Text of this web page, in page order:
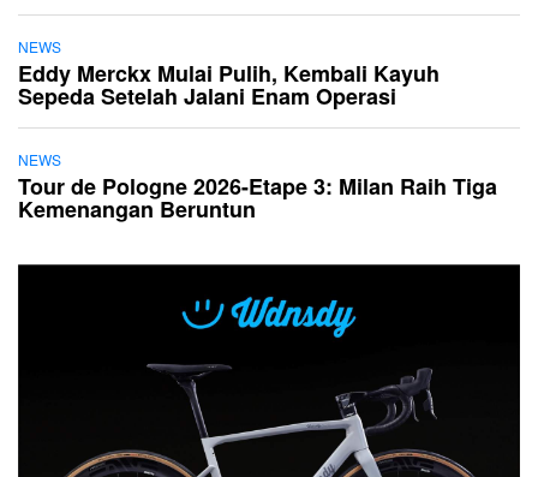
NEWS
Eddy Merckx Mulai Pulih, Kembali Kayuh
Sepeda Setelah Jalani Enam Operasi
NEWS
Tour de Pologne 2026-Etape 3: Milan Raih Tiga
Kemenangan Beruntun